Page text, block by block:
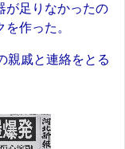
が足りなかったの
作った。
親戚と連絡をとる